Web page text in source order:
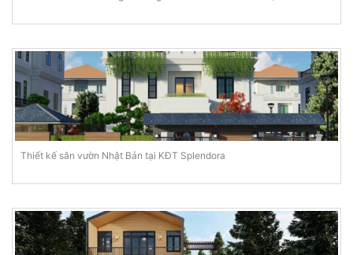
Thiết kế sân vườn Nhật Bản tại KĐT Splendora